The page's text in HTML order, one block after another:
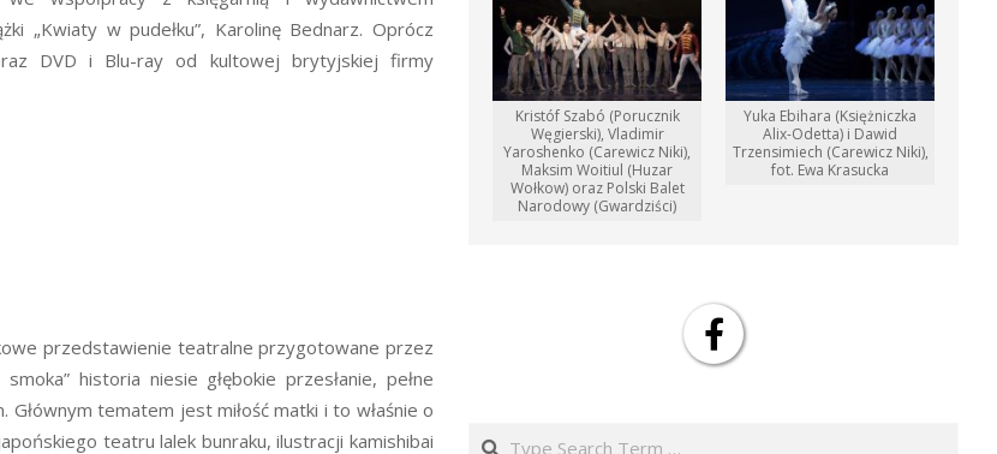
„Kwiaty w pudełku”, Karolinę Bednarz. Oprócz
DVD i Blu-ray od kultowej brytyjskiej firmy
przedstawienie teatralne przygotowane przez
historia niesie głębokie przesłanie, pełne
Głównym tematem jest miłość matki i to właśnie o
teatru lalek bunraku, ilustracji kamishibai
Kristóf Szabó (Porucznik
Węgierski), Vladimir
Yaroshenko (Carewicz Niki),
Maksim Woitiul (Huzar
Wołkow) oraz Polski Balet
Narodowy (Gwardziści)
Yuka Ebihara (Księżniczka
Alix-Odetta) i Dawid
Trzensimiech (Carewicz Niki),
fot. Ewa Krasucka
Search